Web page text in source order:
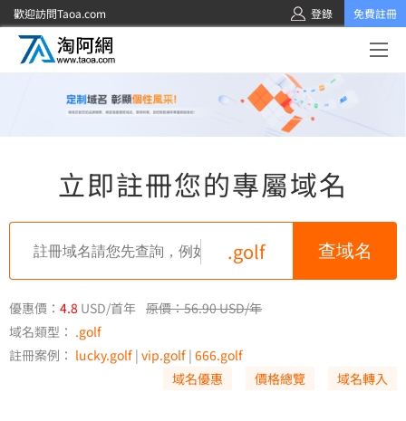
歡迎訪問Taoa.com 登錄 免費註冊
立即註冊您的專屬域名
.golf
優惠價： 4.8 USD/首年 原價：56.90 USD/年
域名類型： .golf
註冊案例： lucky.golf | vip.golf | 666.golf
域名優惠
價格總覽 域名轉入